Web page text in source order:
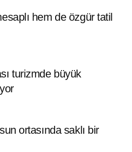
hem de özgür tatil
turizmde büyük
ortasında saklı bir